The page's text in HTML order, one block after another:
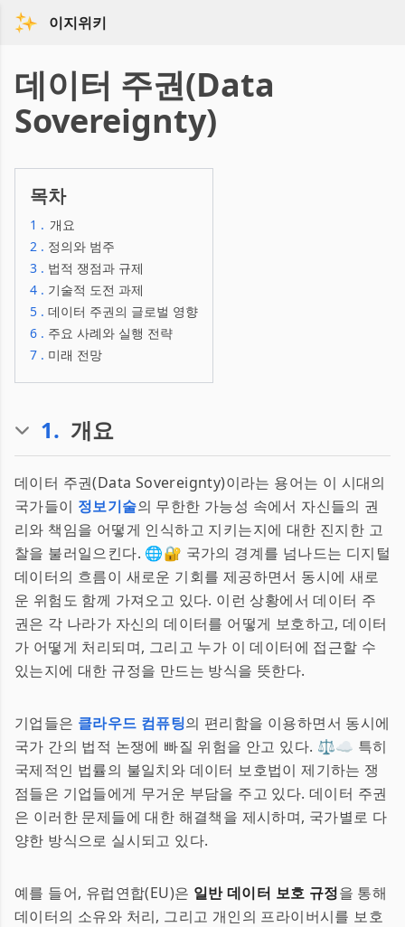
이지위키
데이터 주권(Data
Sovereignty)
목차
1 . 개요
2 . 정의와 범주
3 . 법적 쟁점과 규제
4 . 기술적 도전 과제
5 . 데이터 주권의 글로벌 영향
6 . 주요 사례와 실행 전략
7 . 미래 전망
1. 개요
데이터 주권(Data Sovereignty)이라는 용어는 이 시대의
국가들이 정보기술의 무한한 가능성 속에서 자신들의 권
리와 책임을 어떻게 인식하고 지키는지에 대한 진지한 고
찰을 불러일으킨다. 🌐🔐 국가의 경계를 넘나드는 디지털
데이터의 흐름이 새로운 기회를 제공하면서 동시에 새로
운 위험도 함께 가져오고 있다. 이런 상황에서 데이터 주
권은 각 나라가 자신의 데이터를 어떻게 보호하고, 데이터
가 어떻게 처리되며, 그리고 누가 이 데이터에 접근할 수
있는지에 대한 규정을 만드는 방식을 뜻한다.
기업들은 클라우드 컴퓨팅의 편리함을 이용하면서 동시에
국가 간의 법적 논쟁에 빠질 위험을 안고 있다. ⚖️☁️ 특히
국제적인 법률의 불일치와 데이터 보호법이 제기하는 쟁
점들은 기업들에게 무거운 부담을 주고 있다. 데이터 주권
은 이러한 문제들에 대한 해결책을 제시하며, 국가별로 다
양한 방식으로 실시되고 있다.
예를 들어, 유럽연합(EU)은 일반 데이터 보호 규정을 통해
데이터의 소유와 처리, 그리고 개인의 프라이버시를 보호